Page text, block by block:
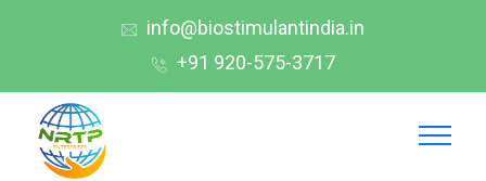
info@biostimulantindia.in
+91 920-575-3717